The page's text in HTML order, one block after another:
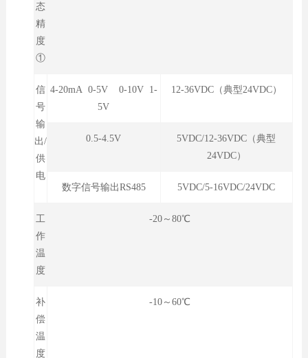
态
精
度
①
信
号
输
出/
供
电
4-20mA 0-5V 0-10V 1-
5V
12-36VDC（典型24VDC）
0.5-4.5V
5VDC/12-36VDC（典型
24VDC）
数字信号输出RS485 5VDC/5-16VDC/24VDC
工
作
温
度
-20～80℃
补
偿
温
度
-10～60℃